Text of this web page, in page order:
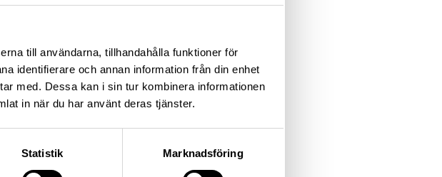
till användarna, tillhandahålla funktioner för
identifierare och annan information från din enhet
med. Dessa kan i sin tur kombinera informationen
in när du har använt deras tjänster.
Statistik Marknadsföring